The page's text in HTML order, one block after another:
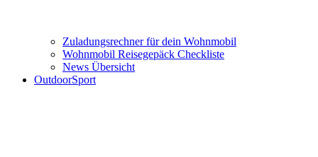
Zuladungsrechner für dein Wohnmobil
Wohnmobil Reisegepäck Checkliste
News Übersicht
OutdoorSport